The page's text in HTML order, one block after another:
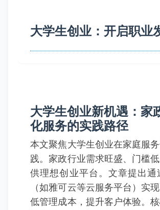
大学生创业：开启职业
大学生创业新机遇：家
化服务的实践路径
本文聚焦大学生创业在家庭服
践。家政行业需求旺盛、门槛
供理想创业平台。文章提出通
（如雅可云等云服务平台）实
低管理成本，提升客户体验。